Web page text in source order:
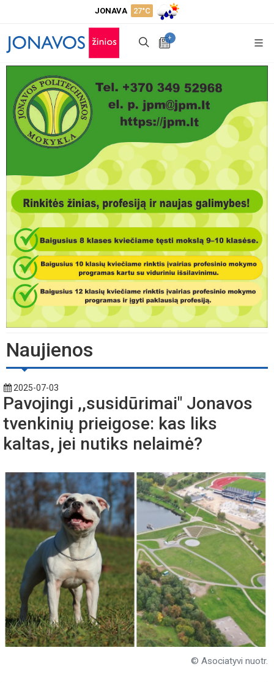
JONAVA 27°C
+
Naujienos
2025-07-03
Pavojingi ,,susidūrimai" Jonavos
tvenkinių prieigose: kas liks
kaltas, jei nutiks nelaimė?
© Asociatyvi nuotr.